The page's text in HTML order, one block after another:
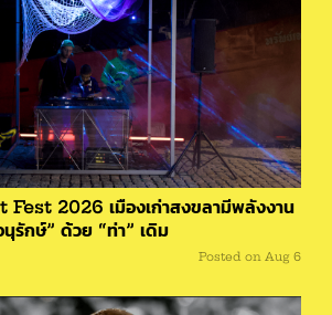
2026 เมืองเก่าสงขลามีพลังงาน
นุรักษ์” ด้วย “ท่า” เดิม
Posted on Aug 6